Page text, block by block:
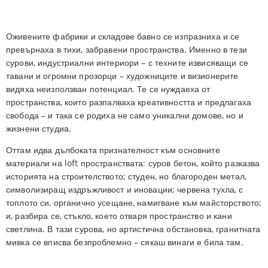
Оживените фабрики и складове бавно се изпразниха и се
превърнаха в тихи, забравени пространства. Именно в тези
сурови, индустриални интериори – с техните извисяващи се
тавани и огромни прозорци – художниците и визионерите
видяха неизползван потенциал. Те се нуждаеха от
пространства, които разпалваха креативността и предлагаха
свобода – и така се родиха не само уникални домове, но и
жизнени студиа.
Оттам идва дълбоката признателност към основните
материали на loft пространствата: суров бетон, който разказва
историята на строителството; студен, но благороден метал,
символизиращ издръжливост и иновации; червена тухла, с
топлото си, органично усещане, намигване към майсторството;
и, разбира се, стъкло, което отваря пространство и кани
светлина. В тази сурова, но артистична обстановка, гранитната
мивка се вписва безпроблемно – сякаш винаги е била там.